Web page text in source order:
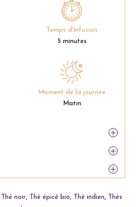
Temps d'infusion
5 minutes
Moment de la journée
Matin
Thé noir, Thé épicé bio, Thé indien,
Thés